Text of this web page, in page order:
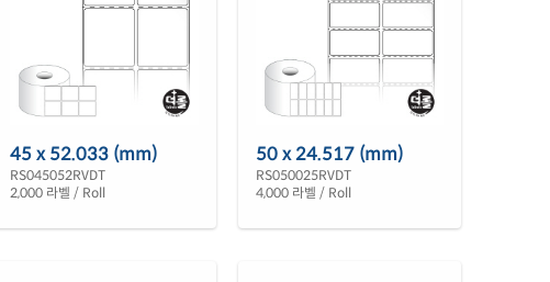
45 x 52.033 (mm)
RS045052RVDT
2,000 라벨 / Roll
50 x 24.517 (mm)
RS050025RVDT
4,000 라벨 / Roll